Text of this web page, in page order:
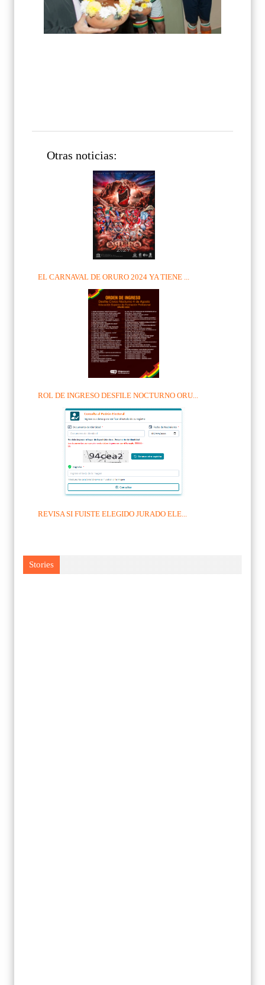
Otras noticias:
EL CARNAVAL DE ORURO 2024 YA TIENE ...
ROL DE INGRESO DESFILE NOCTURNO ORU...
REVISA SI FUISTE ELEGIDO JURADO ELE...
Stories